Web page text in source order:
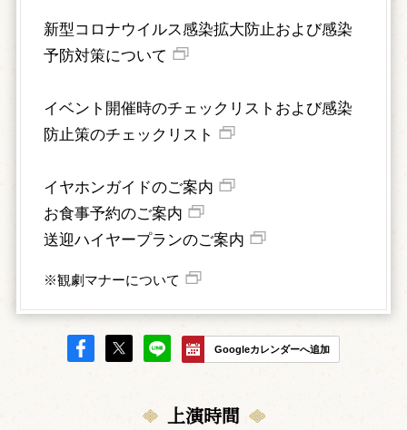
新型コロナウイルス感染拡大防止および感染
予防対策について
イベント開催時のチェックリストおよび感染
防止策のチェックリスト
イヤホンガイドのご案内
お食事予約のご案内
送迎ハイヤープランのご案内
※観劇マナーについて
Googleカレンダーへ追加
上演時間